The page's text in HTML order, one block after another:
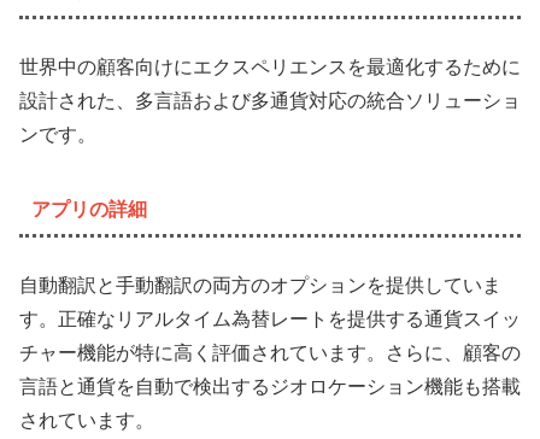
世界中の顧客向けにエクスペリエンスを最適化するために
設計された、多言語および多通貨対応の統合ソリューショ
ンです。
アプリの詳細
自動翻訳と手動翻訳の両方のオプションを提供していま
す。正確なリアルタイム為替レートを提供する通貨スイッ
チャー機能が特に高く評価されています。さらに、顧客の
言語と通貨を自動で検出するジオロケーション機能も搭載
されています。